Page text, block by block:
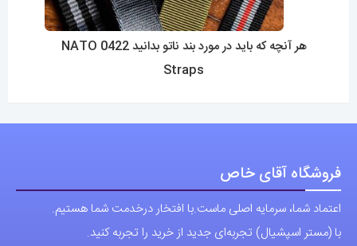
هر آنچه که باید در مورد بند ناتو بدانید 0422 NATO
Straps
فروشگاه آقای خاص
اعتماد شما، سرمایه اصلی ماست.با افتخار درخدمت شما هستیم.
با (مستر اسپشیال) تجربه‌ای جدید از خرید را تجربه کنید.